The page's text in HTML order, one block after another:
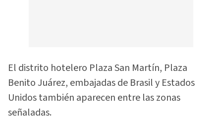
El distrito hotelero Plaza San Martín, Plaza
Benito Juárez, embajadas de Brasil y Estados
Unidos también aparecen entre las zonas
señaladas.